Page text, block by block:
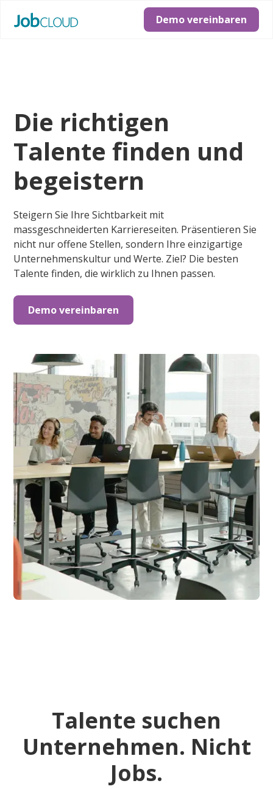
Demo vereinbaren
Die richtigen
Talente finden und
begeistern
Steigern Sie Ihre Sichtbarkeit mit
massgeschneiderten Karriereseiten. Präsentieren Sie
nicht nur offene Stellen, sondern Ihre einzigartige
Unternehmenskultur und Werte. Ziel? Die besten
Talente finden, die wirklich zu Ihnen passen.
Demo vereinbaren
Talente suchen
Unternehmen. Nicht
Jobs.